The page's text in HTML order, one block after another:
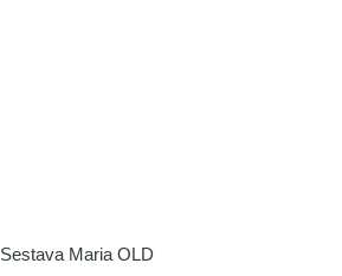
Sestava Maria OLD